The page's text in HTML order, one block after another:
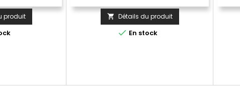
produit  Détails du produit
 En stock